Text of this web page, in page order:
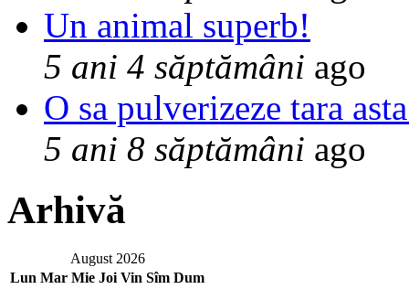
Un animal superb!
5 ani 4 săptămâni ago
O sa pulverizeze tara
5 ani 8 săptămâni ago
Arhivă
August 2026
Lun Mar Mie Joi Vin Sîm Dum